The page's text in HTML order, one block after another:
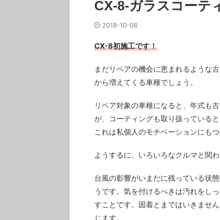
CX-8-ガラスコーテ
2018-10-08
CX-8初施工です！
まだリペアの機会に恵まれるような
から増えてくる車種でしょう。
リペア対象の車種になると、年式も
が、コーティングも取り扱っている
これは私個人のモチベーションにも
ようするに、いろいろなクルマと関
台風の影響がいまだに残っている状
うです。気を付けるべきは汚れをし
すことです。固着とまではいきませ
じます。